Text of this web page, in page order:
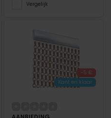
Vergelijk
-5 €
Kant en klaar